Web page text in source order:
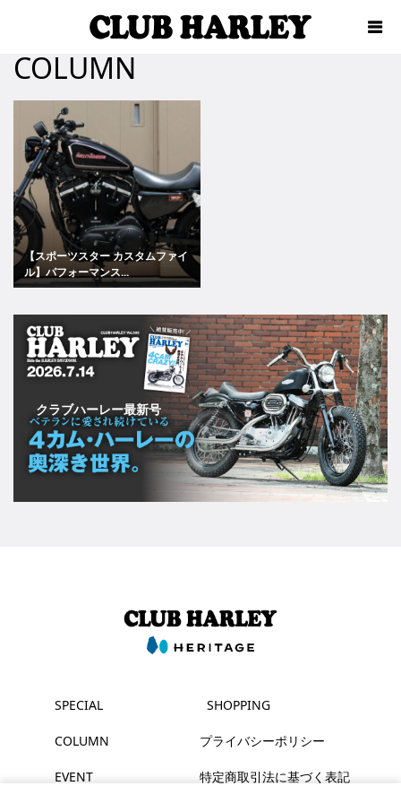
COLUMN
【スポーツスター カスタムファイ
ル】パフォーマンス...
クラブハーレー最新号
SPECIAL
COLUMN
EVENT
SHOPPING
プライバシーポリシー
特定商取引法に基づく表記